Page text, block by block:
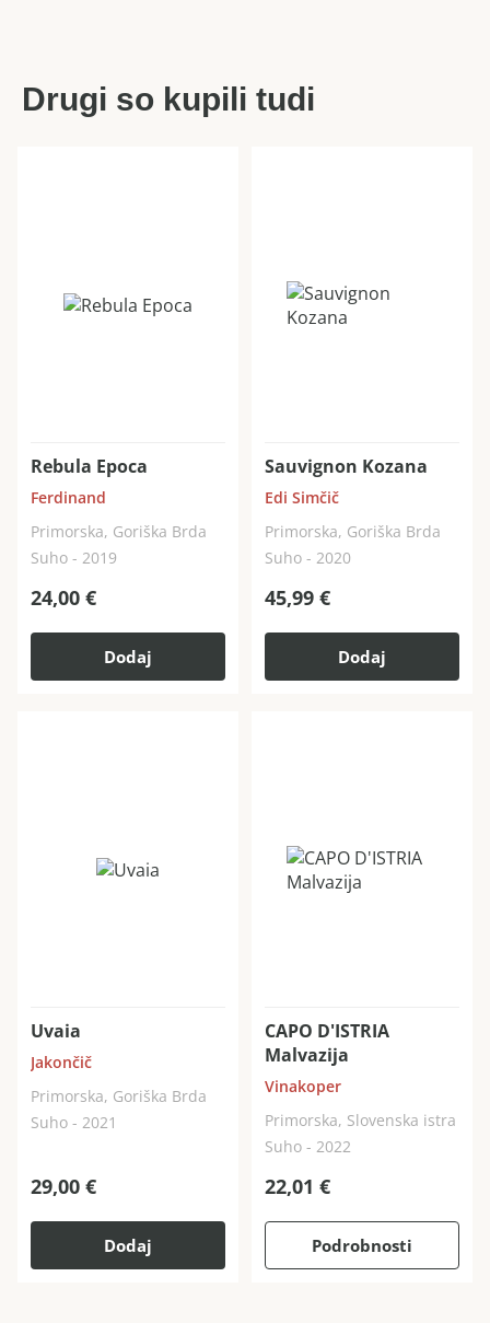
Drugi so kupili tudi
Rebula Epoca
Ferdinand
Primorska, Goriška Brda
Suho - 2019
24,00 €
Dodaj
Sauvignon Kozana
Edi Simčič
Primorska, Goriška Brda
Suho - 2020
45,99 €
Dodaj
Uvaia
Jakončič
Primorska, Goriška Brda
Suho - 2021
29,00 €
Dodaj
CAPO D'ISTRIA
Malvazija
Vinakoper
Primorska, Slovenska istra
Suho - 2022
22,01 €
Podrobnosti